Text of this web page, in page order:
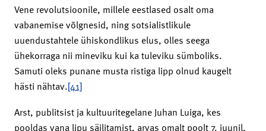
Vene revolutsioonile, millele eestlased osalt oma
vabanemise võlgnesid, ning sotsialistlikule
uuendustahtele ühiskondlikus elus, olles seega
ühekorraga nii mineviku kui ka tuleviku sümboliks.
Samuti oleks punane musta ristiga lipp olnud kaugelt
hästi nähtav.[41]
Arst, publitsist ja kultuuritegelane Juhan Luiga, kes
pooldas vana lipu säilitamist, arvas omalt poolt 7. juunil,